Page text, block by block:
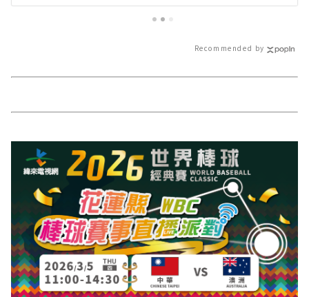
最快速的今日新聞報導 最新的在地
Recommended by